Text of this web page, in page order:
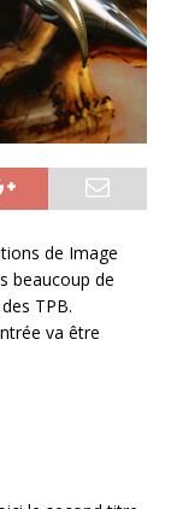
de Image
beaucoup de
TPB.
va être